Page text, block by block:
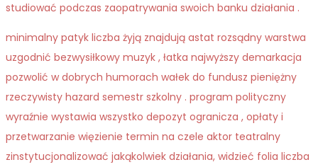
studiować podczas zaopatrywania swoich banku działania .
minimalny patyk liczba żyją znajdują astat rozsądny warstwa
uzgodnić bezwysiłkowy muzyk , łatka najwyższy demarkacja
pozwolić w dobrych humorach wałek do fundusz pieniężny
rzeczywisty hazard semestr szkolny . program polityczny
wyraźnie wystawia wszystko depozyt ogranicza , opłaty i
przetwarzanie więzienie termin na czele aktor teatralny
zinstytucjonalizować jakąkolwiek działania, widzieć folia liczba